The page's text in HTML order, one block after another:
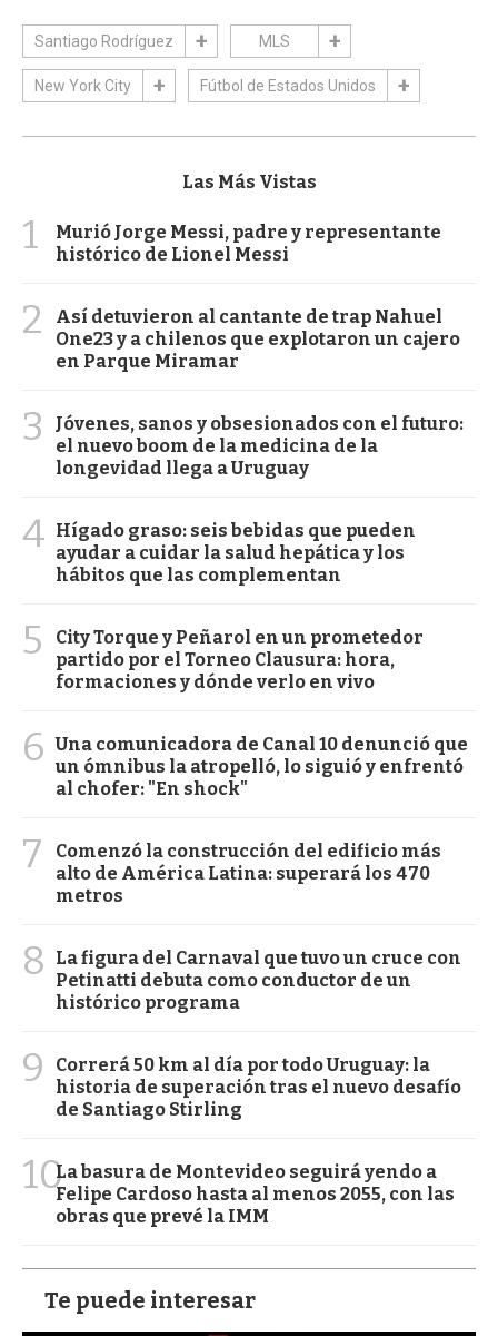
Santiago Rodríguez MLS
New York City Fútbol de Estados Unidos
Las Más Vistas
1
Murió Jorge Messi, padre y representante
histórico de Lionel Messi
2
Así detuvieron al cantante de trap Nahuel
One23 y a chilenos que explotaron un cajero
en Parque Miramar
3
Jóvenes, sanos y obsesionados con el futuro:
el nuevo boom de la medicina de la
longevidad llega a Uruguay
4 Hígado graso: seis bebidas que pueden
ayudar a cuidar la salud hepática y los
hábitos que las complementan
5
City Torque y Peñarol en un prometedor
partido por el Torneo Clausura: hora,
formaciones y dónde verlo en vivo
6 Una comunicadora de Canal 10 denunció que
un ómnibus la atropelló, lo siguió y enfrentó
al chofer: "En shock"
7
Comenzó la construcción del edificio más
alto de América Latina: superará los 470
metros
8
La figura del Carnaval que tuvo un cruce con
Petinatti debuta como conductor de un
histórico programa
9
Correrá 50 km al día por todo Uruguay: la
historia de superación tras el nuevo desafío
de Santiago Stirling
10La basura de Montevideo seguirá yendo a
Felipe Cardoso hasta al menos 2055, con las
obras que prevé la IMM
Te puede interesar